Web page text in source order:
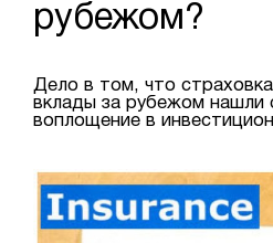
рубежом?
Дело в том, что
вклады за рубежом нашли
воплощение в